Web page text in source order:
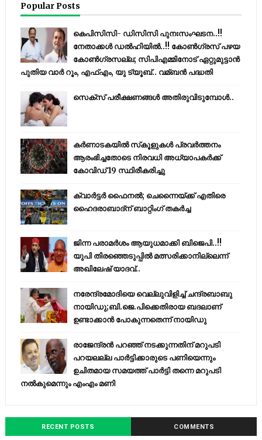
Popular Posts
കെപിസിസി- ഡിസിസി പുനഃസംഘടന..!!
നേതാക്കൾ ഡൽഹിയിൽ..!! കോണ്‍ഗ്രസ് പഴയ
കോണ്‍ഗ്രസല്ല; സിപിഎമ്മിനോട് ഏറ്റുമുട്ടാന്‍
പുതിയ വാര്‍ റൂം, എഫ്‌എം, യു ട്യൂബ്.. വമ്ബന്‍ പദ്ധതി
സെക്സ് പരീക്ഷണങ്ങൾ അതിരുവിടുമ്പോൾ..
കര്‍ണാടകയില്‍ സ്‌കൂളുകള്‍ പ്രവര്‍ത്തനം
ആരംഭിച്ചതോടെ നിരവധി അധ്യാപകര്‍ക്ക്
കോവിഡ് 19 സ്ഥിരീകരിച്ചു
ക്വാർട്ടർ ഫൈനൽ; ചെന്നൈയ്ക്ക് എതിരെ
ഹൈദരാബാദ്ന് ബാറ്റിംഗ് തകർച്ച
ജിന്ന പരാമര്‍ശം ആയുധമാക്കി ബിജെപി..!!
യുപി തിരഞ്ഞെടുപ്പില്‍ മത്സരിക്കാനില്ലെന്ന്
അഖിലേഷ് യാദവ്..
നരേന്ദ്രമോദിയെ വെല്ലുവിളിച്ച് ചന്ദ്രബാബു
നായിഡു;ബി.ജെ.പിക്കെതിരായ ബദലാണ്
ഉണ്ടാക്കാന്‍ പോകുന്നതെന്ന് നായിഡു
രാജേന്ദ്രന്‍ പറഞ്ഞ് നടക്കുന്നതിന് മറുപടി
പറയലല്ല പാര്‍ട്ടിക്കാരുടെ പണിയെന്നും
ഉചിതമായ സമയത്ത് പാര്‍ട്ടി തന്നെ മറുപടി
നല്‍കുമെന്നും എംഎം മണി
RECENT POSTS COMMENTS